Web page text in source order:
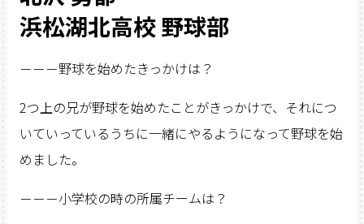
浜松湖北高校 野球部
－－－野球を始めたきっかけは？
2つ上の兄が野球を始めたことがきっかけで、それにつ
いていっているうちに一緒にやるようになって野球を始
めました。
－－－小学校の時の所属チームは？